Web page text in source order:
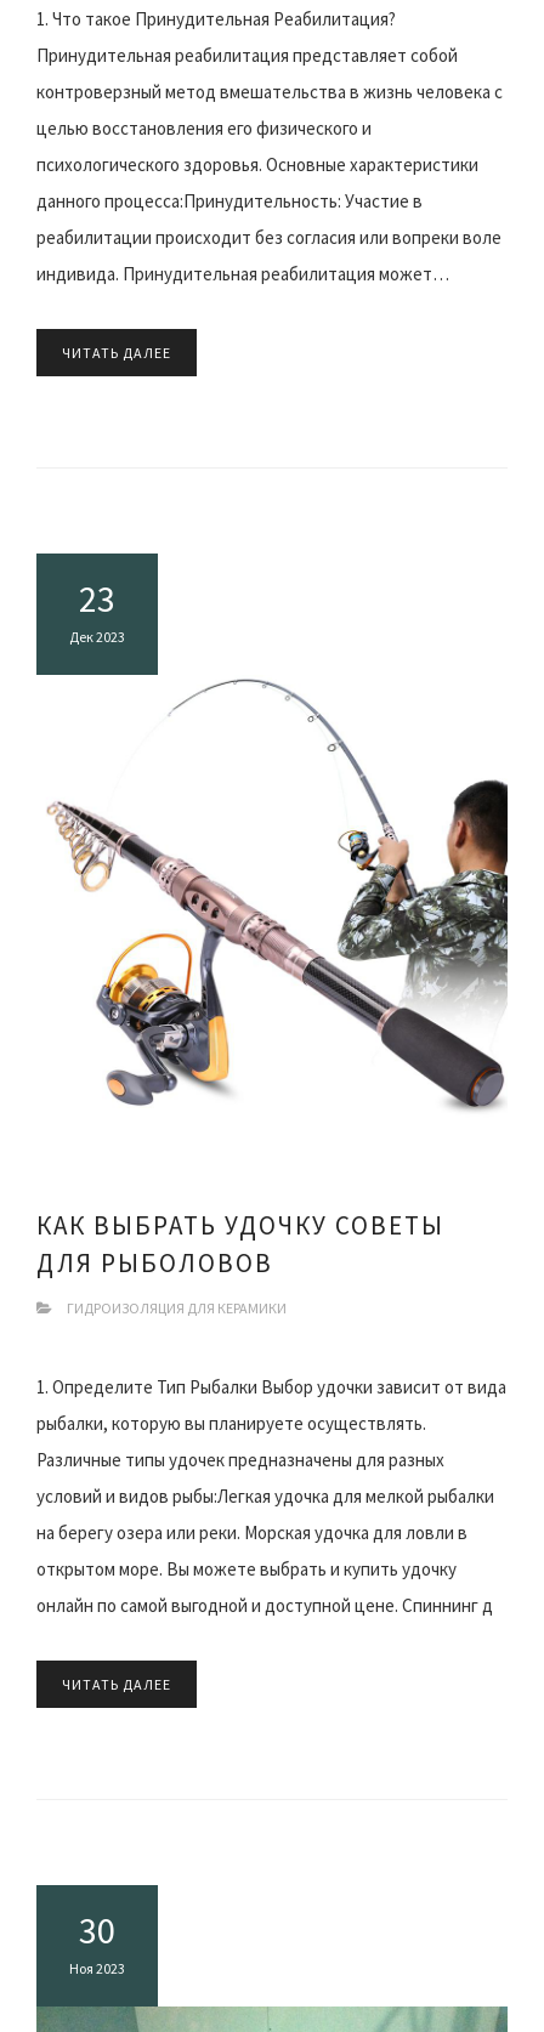
1. Что такое Принудительная Реабилитация?
Принудительная реабилитация представляет собой
контроверзный метод вмешательства в жизнь человека с
целью восстановления его физического и
психологического здоровья. Основные характеристики
данного процесса:Принудительность: Участие в
реабилитации происходит без согласия или вопреки воле
индивида. Принудительная реабилитация может…
ЧИТАТЬ ДАЛЕЕ
23
Дек 2023
КАК ВЫБРАТЬ УДОЧКУ СОВЕТЫ
ДЛЯ РЫБОЛОВОВ
ГИДРОИЗОЛЯЦИЯ ДЛЯ КЕРАМИКИ
1. Определите Тип Рыбалки Выбор удочки зависит от вида
рыбалки, которую вы планируете осуществлять.
Различные типы удочек предназначены для разных
условий и видов рыбы:Легкая удочка для мелкой рыбалки
на берегу озера или реки. Морская удочка для ловли в
открытом море. Вы можете выбрать и купить удочку
онлайн по самой выгодной и доступной цене. Спиннинг д
ЧИТАТЬ ДАЛЕЕ
30
Ноя 2023